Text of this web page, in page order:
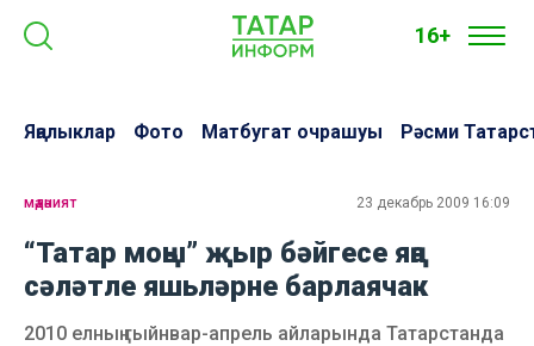
16+
Яңалыклар Фото Матбугат очрашуы Рәсми
мәдәният 23 декабрь 2009 16:09
“Татар моңы” җыр бәйгесе яңа
сәләтле яшьләрне барлаячак
2010 елның гыйнвар-апрель айларында Татарстанда